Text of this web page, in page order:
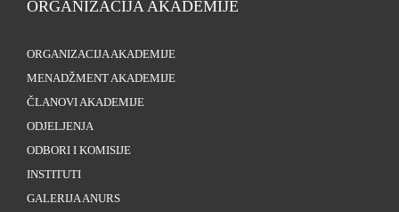
ORGANIZACIJA AKADEMIJE
ORGANIZACIJA AKADEMIJE
MENADŽMENT AKADEMIJE
ČLANOVI AKADEMIJE
ODJELJENJA
ODBORI I KOMISIJE
INSTITUTI
GALERIJA ANURS